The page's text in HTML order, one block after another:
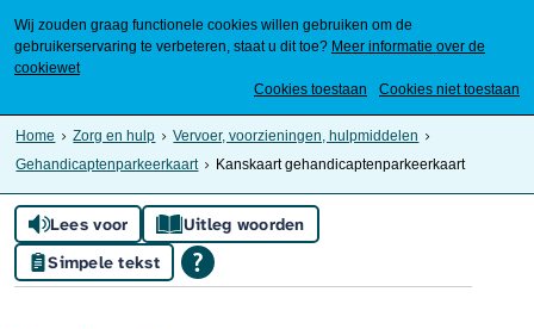
Wij zouden graag functionele cookies willen gebruiken om de
gebruikerservaring te verbeteren, staat u dit toe? Meer informatie over de
cookiewet
Cookies toestaan
Cookies niet toestaan
Home Zorg en hulp
Vervoer, voorzieningen, hulpmiddelen
Gehandicaptenparkeerkaart
Kanskaart gehandicaptenparkeerkaart
Lees voor
Uitleg woorden
Simpele tekst